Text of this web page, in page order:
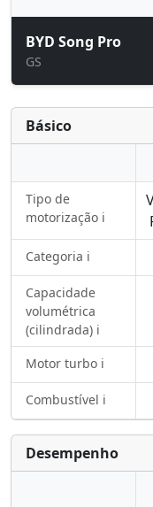
BYD Song Pro
GS
Básico
Tipo de
motorização ℹ️
Categoria ℹ️
Capacidade
volumétrica
(cilindrada) ℹ️
Motor turbo ℹ️
Combustível ℹ️
Desempenho